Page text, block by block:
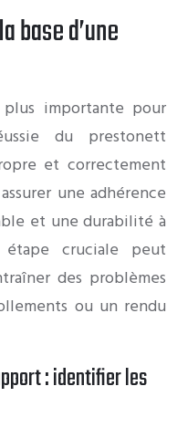
base d’une
importante pour
du prestonett
et correctement
une adhérence
et une durabilité à
cruciale peut
des problèmes
ou un rendu
: identifier les